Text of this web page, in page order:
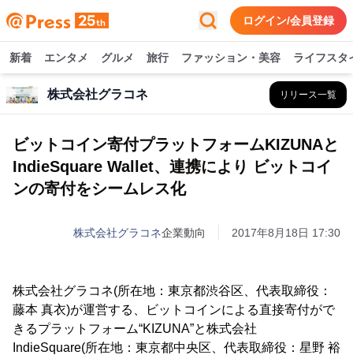
ログイン/会員登録
新着 エンタメ グルメ 旅行 ファッション・美容 ライフスタ
株式会社グラコネ リリース一覧
ビットコイン寄付プラットフォームKIZUNAと
IndieSquare Wallet、連携により ビットコイ
ンの寄付をシームレス化
株式会社グラコネ企業動向 2017年8月18日 17:30
株式会社グラコネ(所在地：東京都渋谷区、代表取締役：
藤本 真衣)が運営する、ビットコインによる直接寄付がで
きるプラットフォーム“KIZUNA”と株式会社
IndieSquare(所在地：東京都中央区、代表取締役：星野 裕